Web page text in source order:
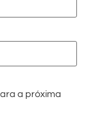
a próxima